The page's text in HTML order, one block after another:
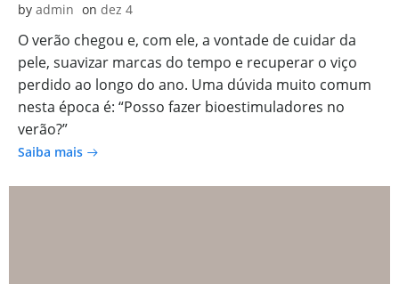
by admin on dez 4
O verão chegou e, com ele, a vontade de cuidar da
pele, suavizar marcas do tempo e recuperar o viço
perdido ao longo do ano. Uma dúvida muito comum
nesta época é: “Posso fazer bioestimuladores no
verão?”
Saiba mais